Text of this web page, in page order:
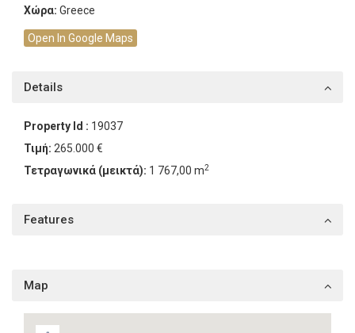
Χώρα: Greece
Open In Google Maps
Details
Property Id : 19037
Τιμή: 265.000 €
Τετραγωνικά (μεικτά): 1 767,00 m2
Features
Map